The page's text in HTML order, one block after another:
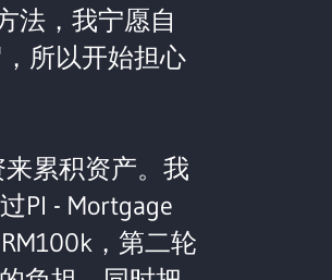
法，我宁愿自
所以开始担心
累积资产。我
PI - Mortgage
，第二轮